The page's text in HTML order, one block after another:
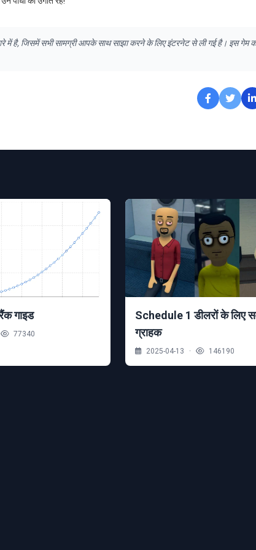
है, जिसमें सभी सामग्री आपके साथ साझा करने के लिए इंटरनेट से ली गई है। इस गेम
गाइड
77340
Schedule 1 डीलरों के लिए
ग्राहक
2025-04-13 · 146190